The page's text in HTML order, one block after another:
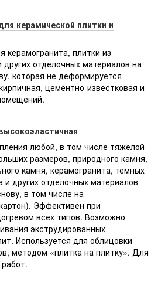
керамической плитки и
керамогранита, плитки из
других отделочных материалов на
которая не деформируется
цементно-известковая и
любой, в том числе тяжелой
размеров, природного камня,
камня, керамогранита, темных
других отделочных материалов
в том числе на
Эффективен при
всех типов. Возможно
экструдированных
Используется для облицовки
методом «плитка на плитку». Для